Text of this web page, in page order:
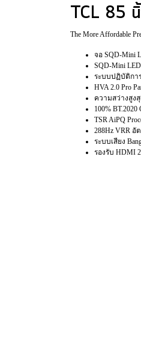
TCL 85
The More Affordable
จอ SQD-Mini
SQD-Mini
ระบบปฏิบัติกา
HVA 2.0 Pro
ความสว่างสูง
100%
TSR AiPQ
288Hz VRR
ระบบเสียง
รองรับ HDMI